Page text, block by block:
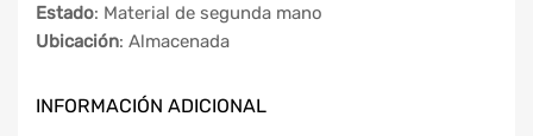
Estado: Material de segunda mano
Ubicación: Almacenada
INFORMACIÓN ADICIONAL